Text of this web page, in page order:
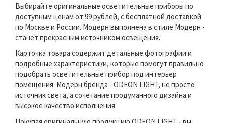
Выбирайте оригинальные осветительные приборы по
доступным ценам от 99 рублей, с бесплатной доставкой
по Москве и России. Модерн выполнена в стиле Модерн -
станет прекрасным источником освещения.
Карточка товара содержит детальные фотографии и
подробные характеристики, которые помогут правильно
подобрать осветительные прибор под интерьер
помещения. Модерн бренда - ODEON LIGHT, не просто
источник света, а сочетание продуманного дизайна и
высокое качество исполнения.